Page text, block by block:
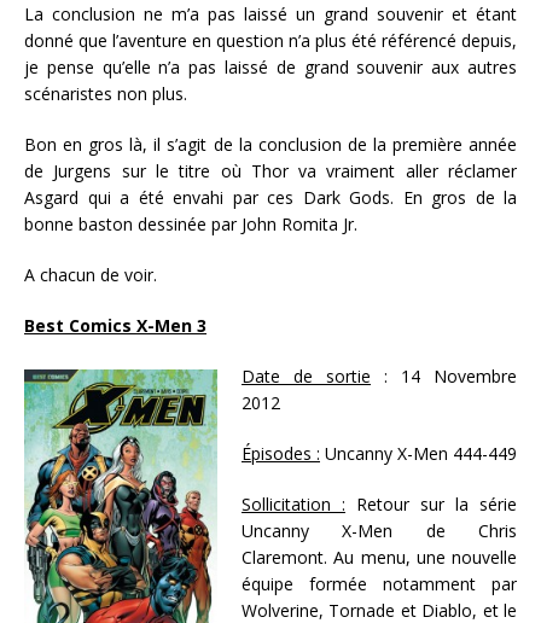
La conclusion ne m’a pas laissé un grand souvenir et étant
donné que l’aventure en question n’a plus été référencé depuis,
je pense qu’elle n’a pas laissé de grand souvenir aux autres
scénaristes non plus.
Bon en gros là, il s’agit de la conclusion de la première année
de Jurgens sur le titre où Thor va vraiment aller réclamer
Asgard qui a été envahi par ces Dark Gods. En gros de la
bonne baston dessinée par John Romita Jr.
A chacun de voir.
Best Comics X-Men 3
Date de sortie : 14 Novembre
2012
Épisodes : Uncanny X-Men 444-449
Sollicitation : Retour sur la série
Uncanny X-Men de Chris
Claremont. Au menu, une nouvelle
équipe formée notamment par
Wolverine, Tornade et Diablo, et le